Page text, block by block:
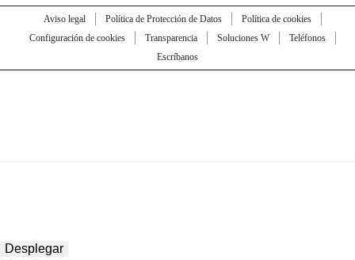
Aviso legal Política de Protección de Datos
Política de cookies
Configuración de cookies
Transparencia Soluciones W
Teléfonos
Escríbanos
Desplegar